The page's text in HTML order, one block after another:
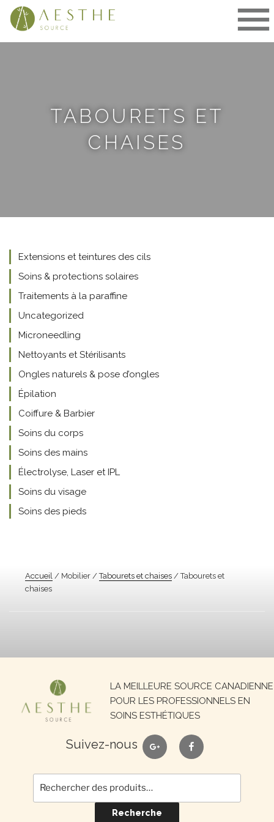
Aller
TABOURETS ET
CHAISES
Accueil / Mobilier /Tabourets et chaises / Tabourets et
chaises
Extensions et teintures des cils
Soins & protections solaires
Traitements à la paraffine
Uncategorized
Microneedling
Nettoyants et Stérilisants
Ongles naturels & pose d’ongles
Épilation
Coiffure & Barbier
Soins du corps
Soins des mains
Électrolyse, Laser et IPL
Soins du visage
Soins des pieds
LA MEILLEURE SOURCE CANADIENNE
POUR LES PROFESSIONNELS EN
SOINS ESTHÉTIQUES
Suivez-nous google facebook
Recherche
pour :
Recherche